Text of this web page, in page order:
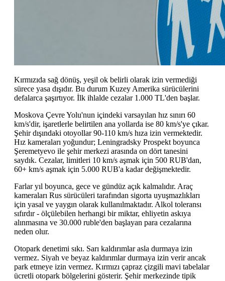
Kırmızıda sağ dönüş, yeşil ok belirli olarak izin vermediği
sürece yasa dışıdır. Bu durum Kuzey Amerika sürücülerini
defalarca şaşırtıyor. İlk ihlalde cezalar 1.000 TL'den başlar.
Moskova Çevre Yolu'nun içindeki varsayılan hız sınırı 60
km/s'dir, işaretlerle belirtilen ana yollarda ise 80 km/s'ye çıkar.
Şehir dışındaki otoyollar 90-110 km/s hıza izin vermektedir.
Hız kameraları yoğundur; Leningradsky Prospekt boyunca
Şeremetyevo ile şehir merkezi arasında on dört tanesini
saydık. Cezalar, limitleri 10 km/s aşmak için 500 RUB'dan,
60+ km/s aşmak için 5.000 RUB'a kadar değişmektedir.
Farlar yıl boyunca, gece ve gündüz açık kalmalıdır. Araç
kameraları Rus sürücüleri tarafından sigorta uyuşmazlıkları
için yasal ve yaygın olarak kullanılmaktadır. Alkol toleransı
sıfırdır - ölçülebilen herhangi bir miktar, ehliyetin askıya
alınmasına ve 30.000 ruble'den başlayan para cezalarına
neden olur.
Otopark denetimi sıkı. Sarı kaldırımlar asla durmaya izin
vermez. Siyah ve beyaz kaldırımlar durmaya izin verir ancak
park etmeye izin vermez. Kırmızı çapraz çizgili mavi tabelalar
ücretli otopark bölgelerini gösterir. Şehir merkezinde tipik